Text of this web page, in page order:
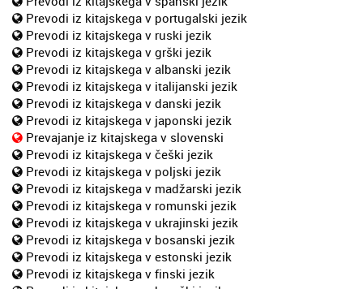
Prevodi iz kitajskega v portugalski jezik
Prevodi iz kitajskega v ruski jezik
Prevodi iz kitajskega v grški jezik
Prevodi iz kitajskega v albanski jezik
Prevodi iz kitajskega v italijanski jezik
Prevodi iz kitajskega v danski jezik
Prevodi iz kitajskega v japonski jezik
Prevajanje iz kitajskega v slovenski
Prevodi iz kitajskega v češki jezik
Prevodi iz kitajskega v poljski jezik
Prevodi iz kitajskega v madžarski jezik
Prevodi iz kitajskega v romunski jezik
Prevodi iz kitajskega v ukrajinski jezik
Prevodi iz kitajskega v bosanski jezik
Prevodi iz kitajskega v estonski jezik
Prevodi iz kitajskega v finski jezik